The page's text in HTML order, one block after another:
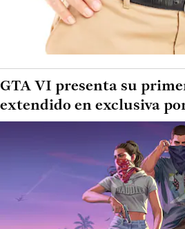
GTA VI presenta su
extendido en exclusiva